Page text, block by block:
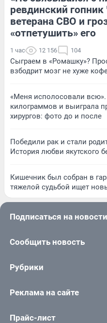
ревдинский
ветерана СВО и
«отпетушить» его
1 час 12 156 104
Сыграем в «Ромашку»?
взбодрит мозг не хуже
«Меня исполосовали
килограммов и выиграла
хирургов: фото до и после
Победили рак и стали
История любви якутского
Кишечник был собран в
тяжелой судьбой ищет
Подписаться на новости
Сообщить новость
Рубрики
Реклама на сайте
Прайс-лист